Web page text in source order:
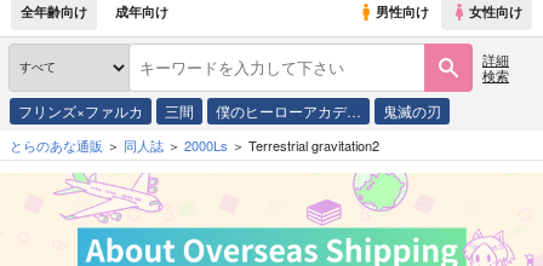
全年齢向け 成年向け 男性向け 女性向け
詳細
検索
フリンズ×ファルカ 三間 僕のヒーローアカデ… 鬼滅の刃
とらのあな通販 同人誌 2000Ls Terrestrial gravitation2